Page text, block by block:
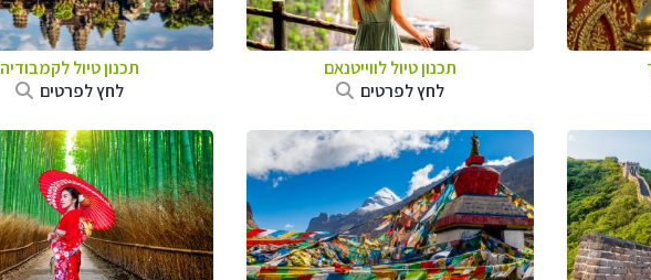
תכנון טיול לווייטנאם
לחץ לפרטים
תכנון טיוללקמבודיה
לחץ לפרטים